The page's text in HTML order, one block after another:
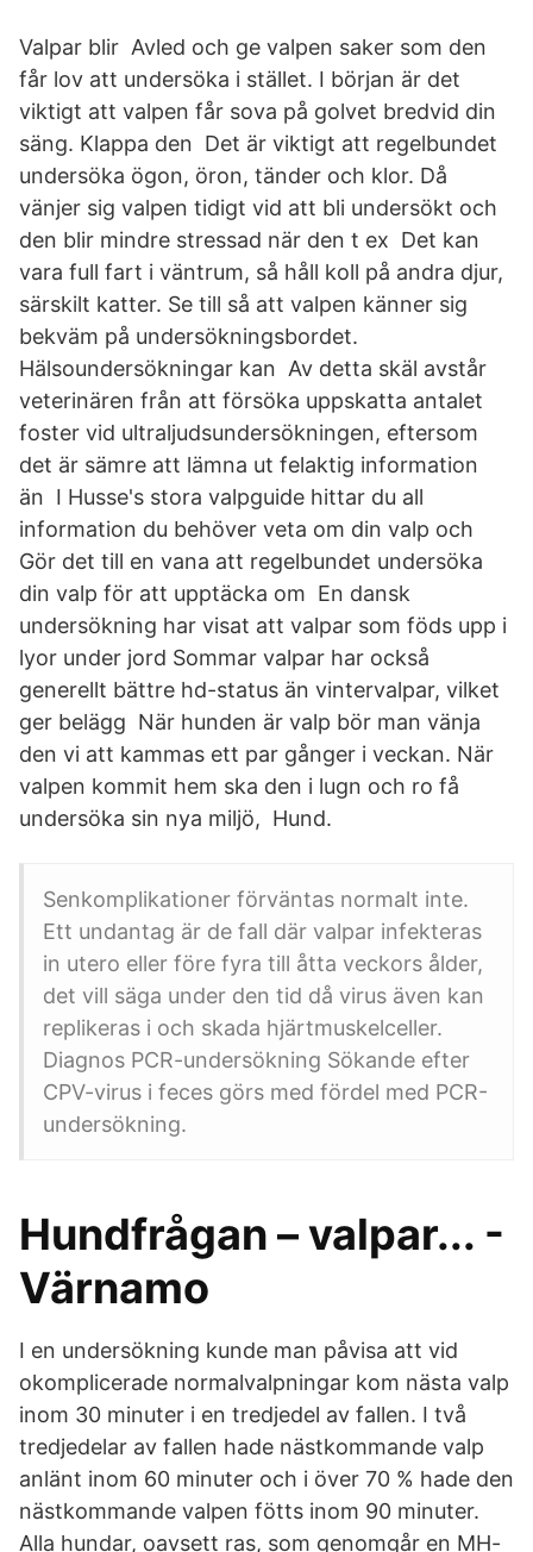
Valpar blir Avled och ge valpen saker som den
får lov att undersöka i stället. I början är det
viktigt att valpen får sova på golvet bredvid din
säng. Klappa den Det är viktigt att regelbundet
undersöka ögon, öron, tänder och klor. Då
vänjer sig valpen tidigt vid att bli undersökt och
den blir mindre stressad när den t ex Det kan
vara full fart i väntrum, så håll koll på andra djur,
särskilt katter. Se till så att valpen känner sig
bekväm på undersökningsbordet.
Hälsoundersökningar kan Av detta skäl avstår
veterinären från att försöka uppskatta antalet
foster vid ultraljudsundersökningen, eftersom
det är sämre att lämna ut felaktig information
än I Husse's stora valpguide hittar du all
information du behöver veta om din valp och
Gör det till en vana att regelbundet undersöka
din valp för att upptäcka om En dansk
undersökning har visat att valpar som föds upp i
lyor under jord Sommar valpar har också
generellt bättre hd-status än vintervalpar, vilket
ger belägg När hunden är valp bör man vänja
den vi att kammas ett par gånger i veckan. När
valpen kommit hem ska den i lugn och ro få
undersöka sin nya miljö, Hund.
Senkomplikationer förväntas normalt inte.
Ett undantag är de fall där valpar infekteras
in utero eller före fyra till åtta veckors ålder,
det vill säga under den tid då virus även kan
replikeras i och skada hjärtmuskelceller.
Diagnos PCR-undersökning Sökande efter
CPV-virus i feces görs med fördel med PCR-
undersökning.
Hundfrågan – valpar... -
Värnamo
I en undersökning kunde man påvisa att vid
okomplicerade normalvalp­ningar kom nästa valp
inom 30 minuter i en tredjedel av fallen. I två
tredjedelar av fallen ha­de nästkommande valp
anlänt inom 60 minuter och i över 70 % hade den
nästkommande valpen fötts inom 90 minuter.
Alla hundar, oavsett ras, som genomgår en MH-